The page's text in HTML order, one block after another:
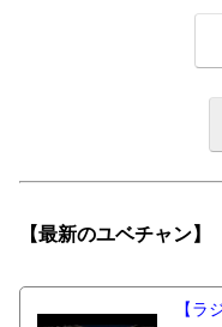
【最新のユベチャン】
【ラ